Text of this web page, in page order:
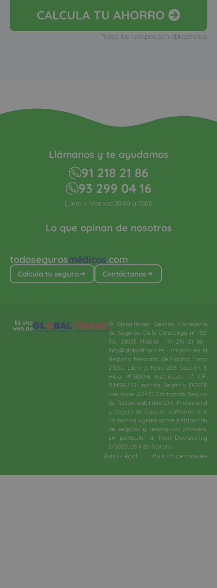
CALCULA TU AHORRO
Todos los campos son obligatorios
todosegurosmédicos.com
Calcula tu seguro Contáctanos
Lo que opinan de nosotros
Llámanos y te ayudamos
91 218 21 86
93 299 04 16
Lunes a Viernes: 09:00 a 15:00
Es una
web de
© Globalfinanz Gestión Correduría
de Seguros. Calle Caleruega, nº 102,
9A, 28033 Madrid · 91 218 21 86 ·
info@globalfinanz.es · Inscrita en el
Registro Mercantil de Madrid, Tomo
21530, Libro 0, Folio 206, Sección 8,
Hoja M-383016. Inscripción 1.ª. CIF.
B84396662. Inscrita Registro DGSFP
con clave J-2437. Contratado Seguro
de Responsabilidad Civil Profesional
y Seguro de Caución conforme a la
normativa vigente sobre distribución
de seguros y reaseguros privados,
en particular al Real Decreto-ley
3/2020, de 4 de febrero.​
Aviso Legal Política de cookies